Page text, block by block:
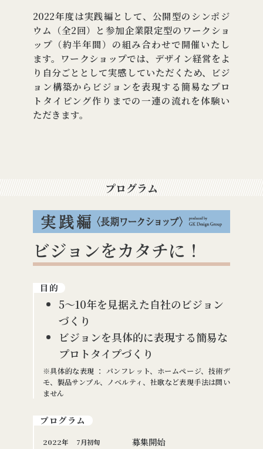
2022年度は実践編として、公開型のシンポジ
ウム（全2回）と参加企業限定型のワークショ
ップ（約半年間）の組み合わせで開催いたし
ます。ワークショップでは、デザイン経営をよ
り自分ごととして実感していただくため、ビジ
ョン構築からビジョンを表現する簡易なプロ
トタイピング作りまでの一連の流れを体験い
ただきます。
プログラム
ビジョンをカタチに！
目的
5～10年を見据えた自社のビジョン
づくり
ビジョンを具体的に表現する簡易な
プロトタイプづくり
※具体的な表現 ： パンフレット、ホームページ、技術デ
モ、製品サンプル、ノベルティ、社歌など表現手法は問い
ません
プログラム
2022年 7月初旬 募集開始